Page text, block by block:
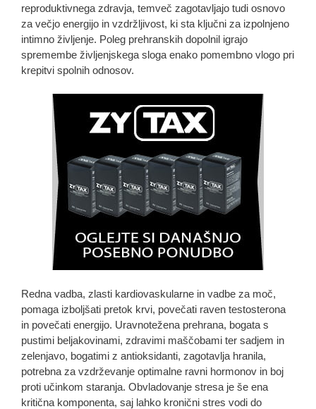
reproduktivnega zdravja, temveč zagotavljajo tudi osnovo
za večjo energijo in vzdržljivost, ki sta ključni za izpolnjeno
intimno življenje. Poleg prehranskih dopolnil igrajo
spremembe življenjskega sloga enako pomembno vlogo pri
krepitvi spolnih odnosov.
Redna vadba, zlasti kardiovaskularne in vadbe za moč,
pomaga izboljšati pretok krvi, povečati raven testosterona
in povečati energijo. Uravnotežena prehrana, bogata s
pustimi beljakovinami, zdravimi maščobami ter sadjem in
zelenjavo, bogatimi z antioksidanti, zagotavlja hranila,
potrebna za vzdrževanje optimalne ravni hormonov in boj
proti učinkom staranja. Obvladovanje stresa je še ena
kritična komponenta, saj lahko kronični stres vodi do